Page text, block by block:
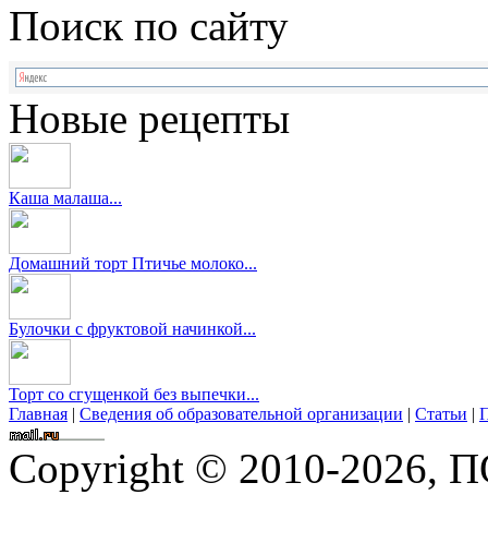
Поиск по сайту
Новые рецепты
Каша малаша...
Домашний торт Птичье молоко...
Булочки с фруктовой начинкой...
Торт со сгущенкой без выпечки...
Главная | Сведения об образовательной организации | Статьи |
Copyright © 2010-2026,